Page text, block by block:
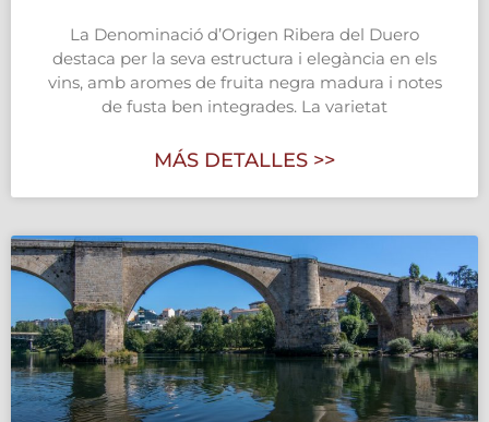
La Denominació d’Origen Ribera del Duero
destaca per la seva estructura i elegància en els
vins, amb aromes de fruita negra madura i notes
de fusta ben integrades. La varietat
MÁS DETALLES >>